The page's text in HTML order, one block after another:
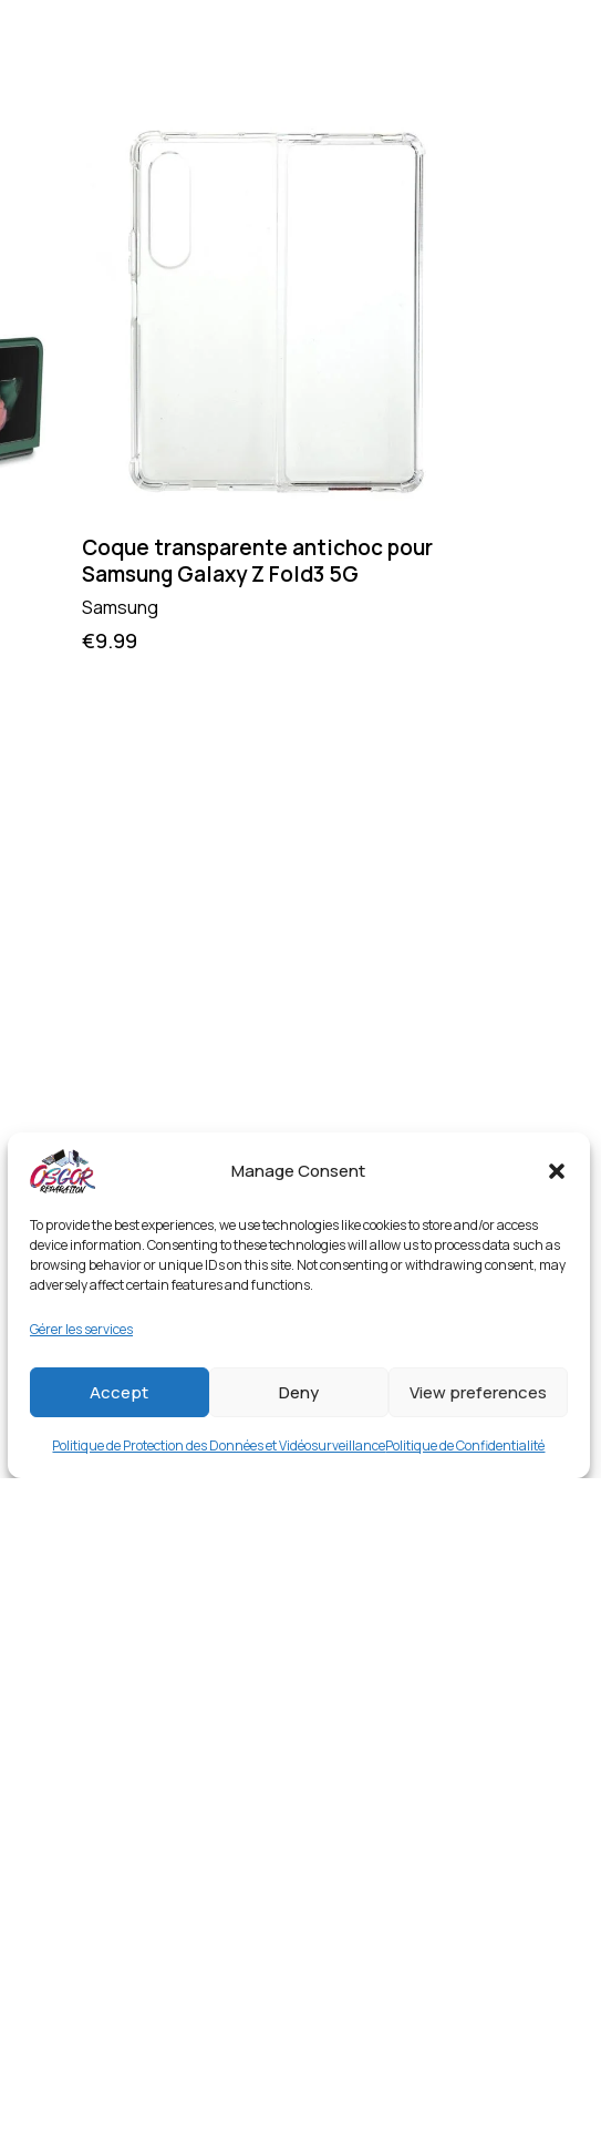
Manage Consent
To provide the best experiences, we use technologies like cookies to store and/or access
device information. Consenting to these technologies will allow us to process data such as
browsing behavior or unique IDs on this site. Not consenting or withdrawing consent, may
adversely affect certain features and functions.
Gérer les services
Accept Deny View preferences
Politique de Protection des Données et VidéosurveillancePolitique de Confidentialité
Coque transparente antichoc pour
Samsung Galaxy Z Fold3 5G
Samsung
€9.99